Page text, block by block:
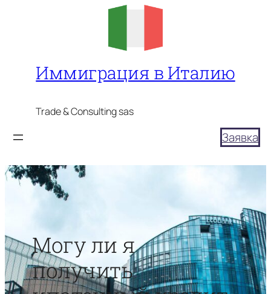
Иммиграция в Италию
Trade & Consulting sas
Заявка
Могу ли я
получить